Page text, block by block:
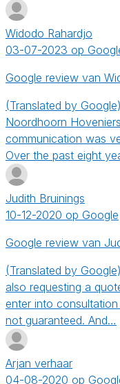
Widodo Rahardjo
03-07-2023 op
Google review van
(Translated by
Noordhoorn
communication was
Over the past eight
Judith Bruinings
10-12-2020 op Google
Google review van
(Translated by
also requesting a
enter into
not guaranteed. And…
Arjan verhaar
04-08-2020 op